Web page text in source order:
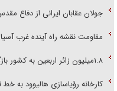
جولان عقابان ایرانی از دفاع
مقاومت نقشه راه آینده غرب
۱.۸میلیون زائر اربعین به کشور بازگشتند
کارخانه رؤیاسازی هالیوود به